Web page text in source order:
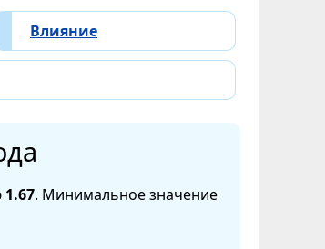
Влияние
1.67. Минимальное значение